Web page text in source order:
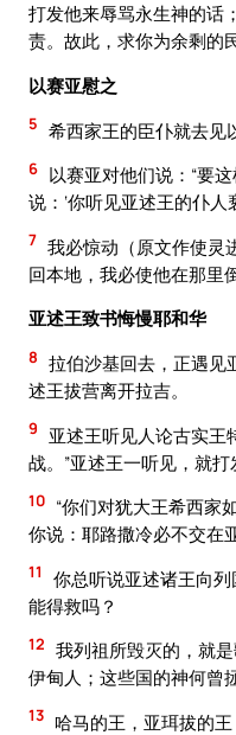
打发他来辱骂永生神的话
责。故此，求你为余剩的
以赛亚慰之
5 希西家王的臣仆就去见
6 以赛亚对他们说：“要
说：‘你听见亚述王的仆人
7 我必惊动（原文作使灵
回本地，我必使他在那里
亚述王致书悔慢耶和华
8 拉伯沙基回去，正遇见
述王拔营离开拉吉。
9
亚述王听见人论古实王
战。”亚述王一听见，就
10 “你们对犹大王希西家
你说：耶路撒冷必不交在
11
你总听说亚述诸王向
能得救吗？
12 我列祖所毁灭的，就
伊甸人；这些国的神何曾
13 哈马的王，亚珥拔的